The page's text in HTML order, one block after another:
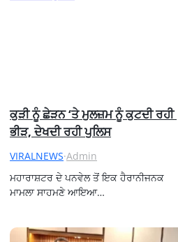
ਕੁੜੀ ਨੂੰ ਛੇੜਨ ‘ਤੇ ਮੁਲਜ਼ਮ ਨੂੰ ਕੁਟਦੀ ਰਹੀ
ਭੀੜ, ਦੇਖਦੀ ਰਹੀ ਪੁਲਿਸ
VIRALNEWS·Admin
ਮਹਾਰਾਸ਼ਟਰ ਦੇ ਪਨਵੇਲ ਤੋਂ ਇਕ ਹੈਰਾਨੀਜਨਕ
ਮਾਮਲਾ ਸਾਹਮਣੇ ਆਇਆ…